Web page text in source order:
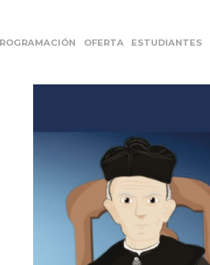
OFERTA ESTUDIANTES